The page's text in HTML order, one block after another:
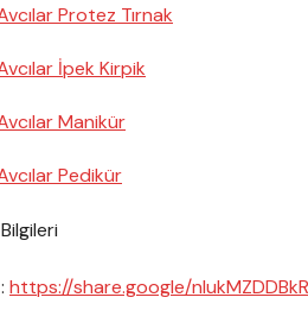
Protez Tırnak
İpek Kirpik
Manikür
Pedikür
https://share.google/